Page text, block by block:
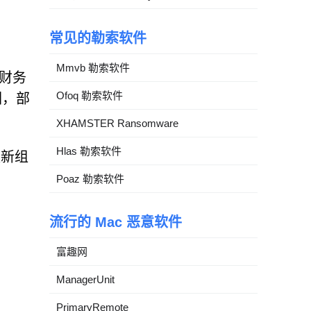
务
部
组
常见的勒索软件
Mmvb 勒索软件
Ofoq 勒索软件
XHAMSTER Ransomware
Hlas 勒索软件
Poaz 勒索软件
流行的 Mac 恶意软件
富趣网
ManagerUnit
PrimaryRemote